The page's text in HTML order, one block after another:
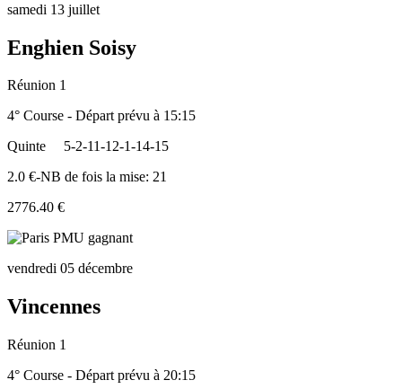
samedi 13 juillet
Enghien Soisy
Réunion 1
4° Course - Départ prévu à 15:15
Quinte
5-2-11-12-1-14-15
2.0 €-NB de fois la mise: 21
2776.40 €
vendredi 05 décembre
Vincennes
Réunion 1
4° Course - Départ prévu à 20:15